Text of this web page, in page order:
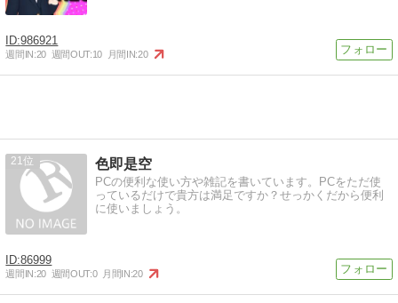
986921
週間IN:20 週間OUT:10 月間IN:20
21 色即是空
PCの便利な使い方や雑記を書いています。PCをただ使
っているだけで貴方は満足ですか？せっかくだから便利
に使いましょう。
86999
週間IN:20 週間OUT:0 月間IN:20